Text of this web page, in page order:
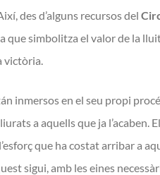
des d’alguns recursos del
que simbolitza el valor de la
victòria.
inmersos en el seu propi
a aquells que ja l’acaben.
que ha costat arribar a
sigui, amb les eines